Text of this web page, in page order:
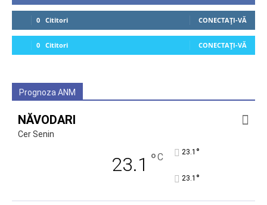
0 Cititori CONECTAȚI-VĂ
0 Cititori CONECTAȚI-VĂ
Prognoza ANM
NĂVODARI
Cer Senin
23.1 °C 23.1 °
23.1 °